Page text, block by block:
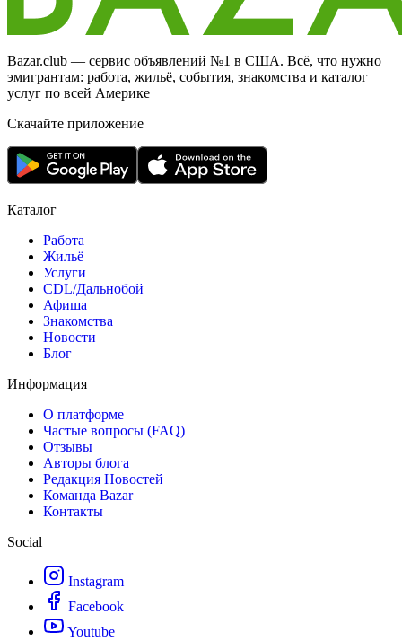
Bazar.club — сервис объявлений №1 в США. Всё, что нужно
эмигрантам: работа, жильё, события, знакомства и каталог
услуг по всей Америке
Скачайте приложение
Каталог
Работа
Жильё
Услуги
CDL/Дальнобой
Афиша
Знакомства
Новости
Блог
Информация
О платформе
Частые вопросы (FAQ)
Отзывы
Авторы блога
Редакция Новостей
Команда Bazar
Контакты
Social
Instagram
Facebook
Youtube